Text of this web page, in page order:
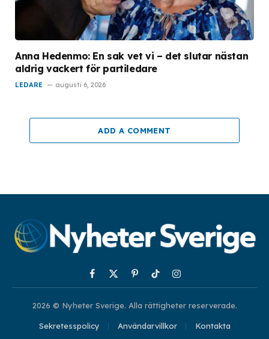
Anna Hedenmo: En sak vet vi – det slutar nästan
aldrig vackert för partiledare
LEDARE augusti 6, 2026
ADD A COMMENT
Facebook
X
(Twitter)
PinterestTikTokInstagram
2026 © Nyheter Sverige. Alla rättigheter reserverade.
Sekretesspolicy Användarvillkor Kontakta